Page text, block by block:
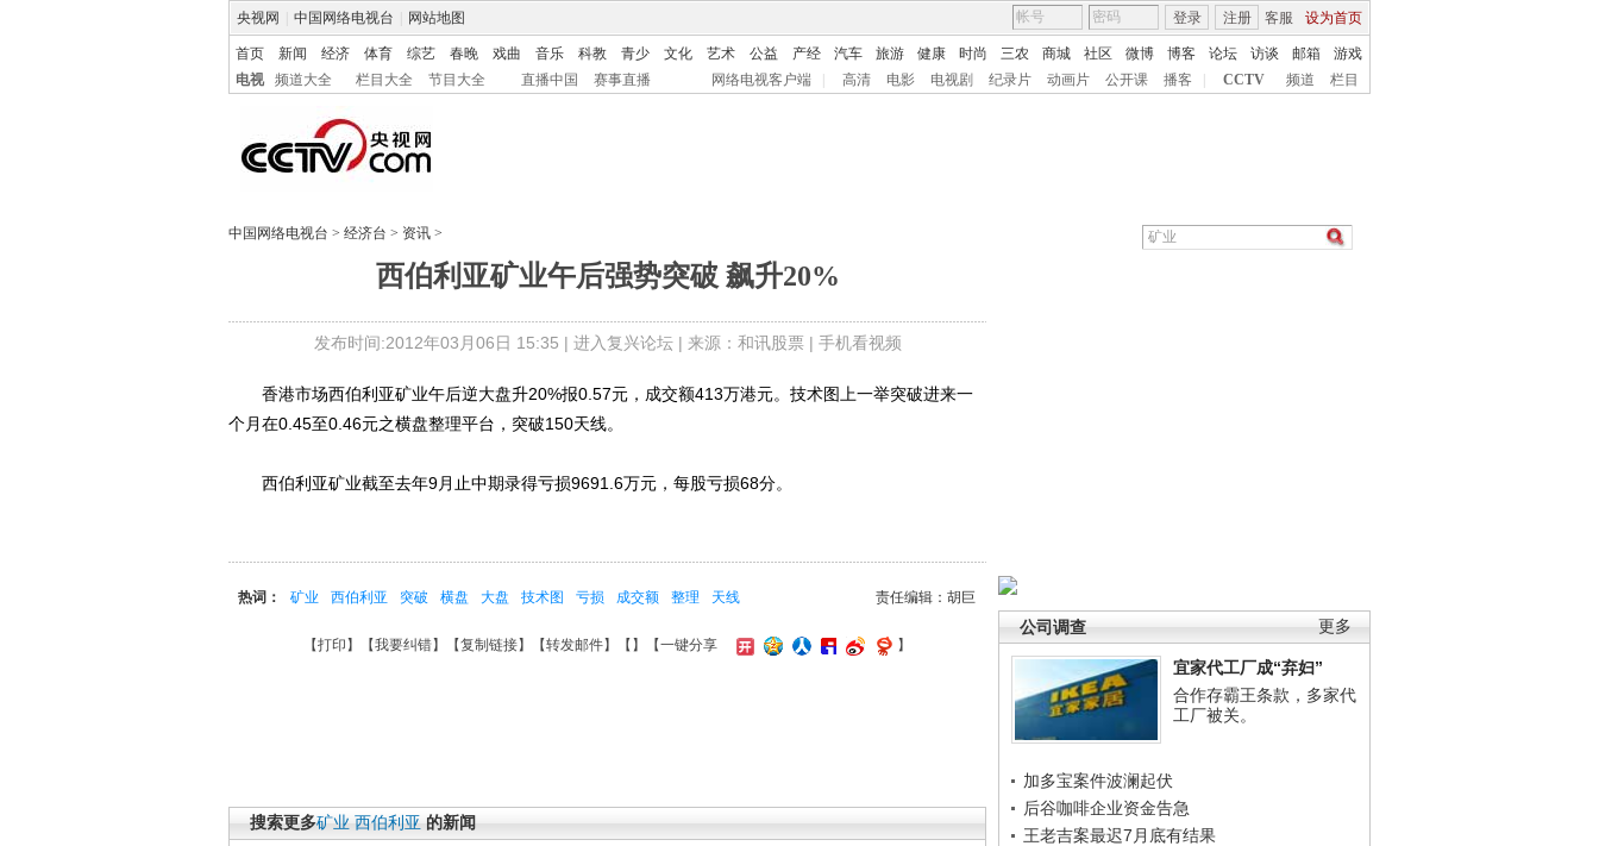
央视网 中国网络电视台 网站地图 客服 设为首页
登录 注册
首页 新闻 经济 体育 综艺 春晚 戏曲 音乐 科教 青少 文化 艺术 公益 产经 汽车 旅游 健康 时尚 三农 商城 社区 微博 博客 论坛 访谈 邮箱
游戏
电视
频道大全 栏目大全 节目大全 直播中国 赛事直播 网络电视客户端 高清 电影 电视剧 纪录片 动画片 公开课 播客 CCTV 频道 栏目
中国网络电视台 > 经济台 > 资讯 >
西伯利亚矿业午后强势突破 飙升20%
发布时间:2012年03月06日 15:35 | 进入复兴论坛| 来源：和讯股票 | 手机看视频
更多
公司调查
宜家代工厂成“弃妇”
合作存霸王条款，多家代
工厂被关。
加多宝案件波澜起伏
后谷咖啡企业资金告急
王老吉案最迟7月底有结果
香港市场西伯利亚矿业午后逆大盘升20%报0.57元，成交额413万港元。技术图上一举突破进来一
个月在0.45至0.46元之横盘整理平台，突破150天线。
西伯利亚矿业截至去年9月止中期录得亏损9691.6万元，每股亏损68分。
责任编辑：胡巨
热词： 矿业 西伯利亚 突破 横盘 大盘 技术图 亏损 成交额 整理 天线
【打印 】【我要纠错】【复制链接】【转发邮件】【 】 【一键分享 】
搜索更多矿业 西伯利亚 的新闻